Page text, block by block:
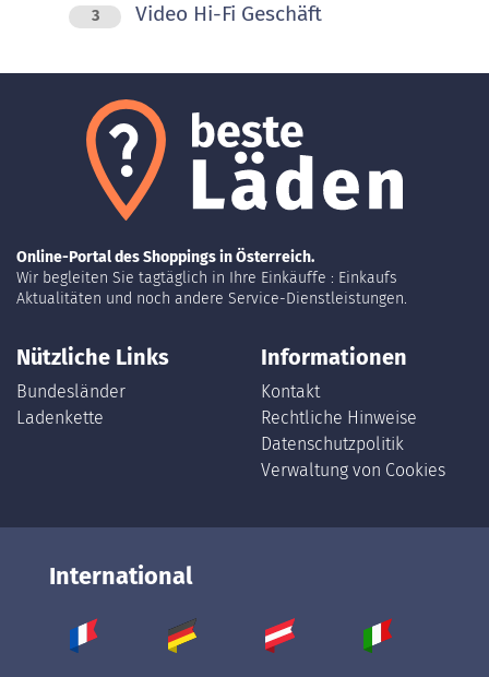
3 Video Hi-Fi Geschäft
Online-Portal des Shoppings in Österreich.
Wir begleiten Sie tagtäglich in Ihre Einkäuffe : Einkaufs
Aktualitäten und noch andere Service-Dienstleistungen.
Nützliche Links
Bundesländer
Ladenkette
Informationen
Kontakt
Rechtliche Hinweise
Datenschutzpolitik
Verwaltung von Cookies
International